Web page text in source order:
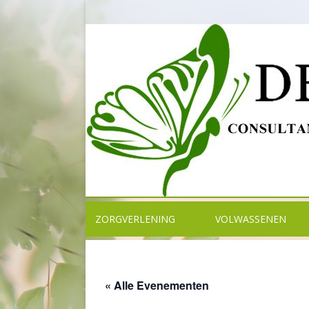
ZORGVERLENING VOLWASSENEN
« Alle Evenementen